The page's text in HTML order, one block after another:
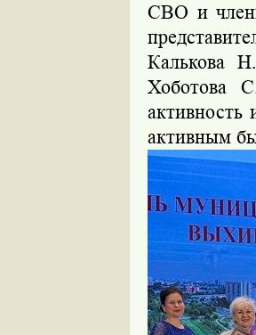
СВО и
Калькова
Хоботова
активным